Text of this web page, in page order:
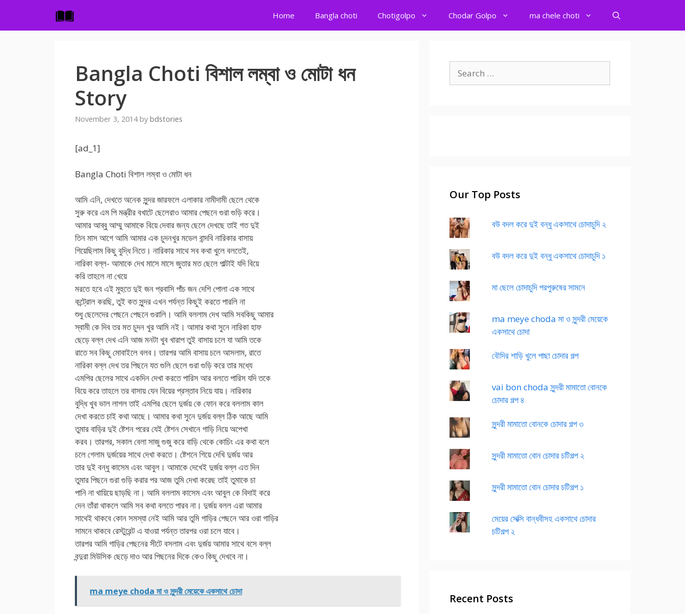
content
Home Bangla choti Chotigolpo Chodar Golpo ma chele choti
Bangla Choti বিশাল লম্বা ও মোটা ধন
Story
November 3, 2014 by bdstories
[ad_1]
Bangla Choti বিশাল লম্বা ও মোটা ধন
আমি এনি, দেখতে অনেক সুন্দর জারফলে এলাকার নামীদামী ছেলে থেকে
সুরু করে এম পি মন্ত্রীর বখাটে ছেলেরাও আমার পেছনে গুরা গুড়ি করে।
আমার আব্বু আম্মু আমাকে বিয়ে দেবার জন্য ছেলে দেখছে তাই গত দুই
তিন মাস আগে আমি আমার এক চুদনখুর মডেল বান্দবি নারিকার বাসায়
গিয়েছিলাম কিছু বুদ্ধি নিতে। নারিকার সাথে সব কথা খুলে বলতেই,
নারিকা বল্ল- আমাকে দেখ মাসে মাসে জুতার মত ছেলে পাল্টাই যদি বিয়ে
করি তাহলে না খেয়ে
মরতে হবে এই মুহুতে দুই জন প্রবাসি পাঁচ জন দেশি পোলা এক সাথে
কন্ট্রোল করছি, তুই কত সুন্দর এখন পর্যন্ত কিছুই করতে পারলি না
শুধু ছেলেদের পেছনে পেছনে গুরালি। আমি বললাম দেখ আমি সবকিছু আমার
স্বামী কে দিব তর মত চুদন খুর আমি নই। আমার কথা সুনে নারিকা হাফ
ছেড়ে বল্ল দেখ এনি আজ মনটা খুব খারাপ তুই বাসায় চলে যা আমি তকে
রাতে সব কিছু মোবাইলে বলব। তারপর আমি বাসায় চলে আসলাম, রাতে
নারিকা বল্ল দেখ তর পিছনে যত গুলি ছেলে গুরা গুড়ি করে তার মধ্যে
এমপির ছেলের সাথে একদিন দেখা করতে পারিস আর বলতে পারিস যদি তকে
বিয়ে করে তাহলে তর বাসায় যেন বিয়ের প্রস্তাব নিয়ে যায়। নারিকার
বুদ্ধি খুব ভাল লাগল তাই এমপির ছেলে দুর্জয় কে ফোন করে বললাম কাল
দেখা করতে চাই কথা আছে। আমার কথা সুনে দুর্জয় বল্ল ঠিক আছে আমি
তুমার বাড়ির দুই ষ্টেশন পরের যেই ষ্টেশন সেখানে গাড়ি নিয়ে অপেখা
করব। তারপর, সকাল বেলা সাজু গুজু করে বাড়ি থেকে কোচিং এর কথা বলে
চলে গেলাম দুর্জয়ের সাথে দেখা করতে। ষ্টেশনে গিয়ে দেখি দুর্জয় আর
তার দুই বন্ধু কাসেম এবং আবুল। আমাকে দেখেই দুর্জয় বল্ল এত দিন
তুমার পিছনে গুরা গুড়ি করার পর আজ তুমি দেখা করেছ তাই তুমাকে চা
পানি না খায়িয়ে ছাড়ছি না। আমি বললাম কাসেম এবং আবুল কে বিদাই করে
দেন তাঁরা থাকলে আমি সব কথা বলতে পারব না। দুর্জয় বলল এরা আমার
সাথেই থাকবে কোন সমস্যা নেই আমি আর তুমি গাড়ির পেছনে আর ওরা গাড়ির
সামনে থাকবে রেস্টুরেন্ট এ যাওয়া পর্যন্ত তারপর ওরা চলে যাবে।
তারপর আমি গাড়ির পেছনের সীটে বসলাম এবং দুর্জয় আমার সাথে বসে বল্ল
বন্দুরা মিউসিক ছেড়ে দাও আর পিছনের দিকে কেও কিছু দেখবে না।
ma meye choda মা ও সুন্দরী মেয়েকে একসাথে চোদা
for:
Our Top Posts
বউ বদল করে দুই বন্ধু একসাথে চোদাচুদি ২
বউ বদল করে দুই বন্ধু একসাথে চোদাচুদি ১
মা ছেলে চোদাচুদি পরপুরুষের সামনে
ma meye choda মা ও সুন্দরী মেয়েকে
একসাথে চোদা
বৌদির শাড়ি খুলে পাছা চোদার গল্প
vai bon choda সুন্দরী মামাতো বোনকে
চোদার গল্প ৪
সুন্দরী মামাতো বোনকে চোদার গল্প ৩
সুন্দরী মামাতো বোন চোদার চটিগল্প ২
সুন্দরী মামাতো বোন চোদার চটিগল্প ১
মেয়ের সেক্সি বান্ধবীসহ একসাথে চোদার
চটিগল্প ২
Recent Posts